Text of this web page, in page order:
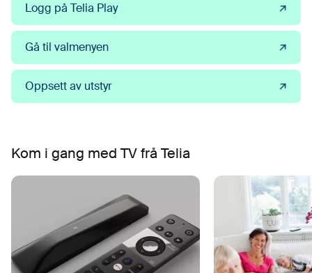
Logg på Telia Play
Gå til valmenyen
Oppsett av utstyr
Kom i gang med TV frå Telia